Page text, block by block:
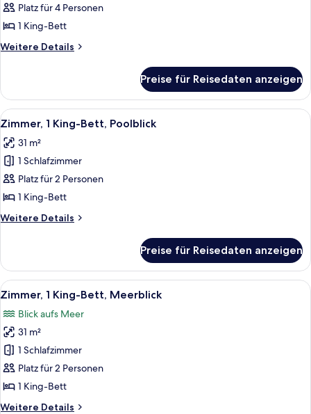
Bett
anzeigen
Platz für 4 Personen
1 King-Bett
Weitere Details
Weitere
1 King-
Bett
Preise für Reisedaten anzeigen
Alle
Fotos
für
Zimmer,
1 King-
Bett,
Poolblick
anzeigen
Ein Hotelzimmer mit einem großen
8
Zimmer, 1 King-Bett, Poolblick
31 m²
1 Schlafzimmer
Platz für 2 Personen
1 King-Bett
Weitere Details
Weitere
1 King-
Bett,
Poolblick
Preise für Reisedaten anzeigen
Alle
Fotos
für
Zimmer,
1 King-
Bett,
Meerblick
Ein modernes Hotelzimmer mit
8
Zimmer, 1 King-Bett, Meerblick
Blick aufs Meer
31 m²
1 Schlafzimmer
Platz für 2 Personen
1 King-Bett
Weitere Details
Weitere